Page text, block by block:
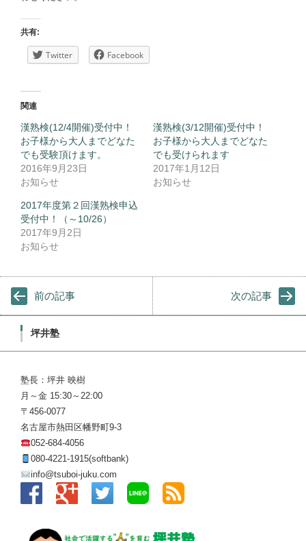
共有:
Twitter Facebook
関連
漢熟検(12/4開催)受付中！
お子様から大人までどなた
でも受験頂けます。
2016年9月23日
お知らせ
漢熟検(3/12開催)受付中！
お子様から大人までどなた
でも受けられます
2017年1月12日
お知らせ
2017年度第２回漢熟検申込
受付中！（～10/26）
2017年9月2日
お知らせ
前の記事 次の記事
坪井塾
塾長：坪井 映樹
月～金 15:30～22:00
〒456-0077
名古屋市熱田区幡野町9-3
052-684-4056
080-4221-1915(softbank)
info@tsuboi-juku.com